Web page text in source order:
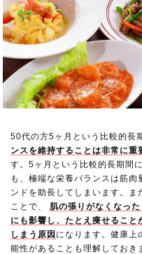
50代の方5ヶ月という比較的長
ンスを維持することは非常に重
す。5ヶ月という比較的長期間
も、極端な栄養バランスは筋
ンドを助長してしまいます。
ことで、 肌の張りがなくなっ
にも影響し、たとえ痩せるこ
しまう原因 になります。健康上
能性があることも理解してお